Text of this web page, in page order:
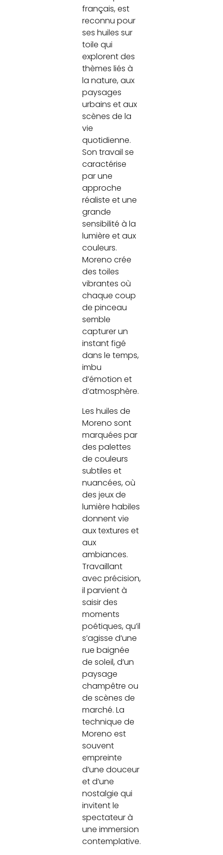
français, est
reconnu pour
ses huiles sur
toile qui
explorent des
thèmes liés à
la nature, aux
paysages
urbains et aux
scènes de la
vie
quotidienne.
Son travail se
caractérise
par une
approche
réaliste et une
grande
sensibilité à la
lumière et aux
couleurs.
Moreno crée
des toiles
vibrantes où
chaque coup
de pinceau
semble
capturer un
instant figé
dans le temps,
imbu
d’émotion et
d’atmosphère.
Les huiles de
Moreno sont
marquées par
des palettes
de couleurs
subtiles et
nuancées, où
des jeux de
lumière habiles
donnent vie
aux textures et
aux
ambiances.
Travaillant
avec précision,
il parvient à
saisir des
moments
poétiques, qu’il
s’agisse d’une
rue baignée
de soleil, d’un
paysage
champêtre ou
de scènes de
marché. La
technique de
Moreno est
souvent
empreinte
d’une douceur
et d’une
nostalgie qui
invitent le
spectateur à
une immersion
contemplative.